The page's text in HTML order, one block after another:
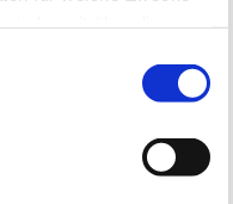
Lage
der